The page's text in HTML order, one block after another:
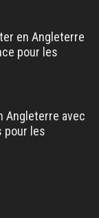
en Angleterre
pour les
Angleterre avec
pour les